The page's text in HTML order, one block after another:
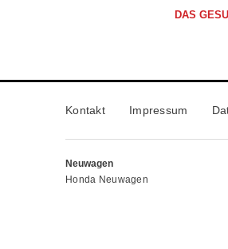
DAS
Kontakt Impressum
Neuwagen
Honda Neuwagen